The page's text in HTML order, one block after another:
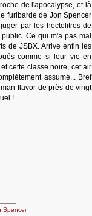
de l'apocalypse, et là
furibarde de Jon Spencer
par les hectolitres de
Ce qui m'a pas mal
de JSBX. Arrive enfin les
comme si leur vie en
cette classe noire, cet air
assumé... Bref
flavor de près de vingt
!
Spencer